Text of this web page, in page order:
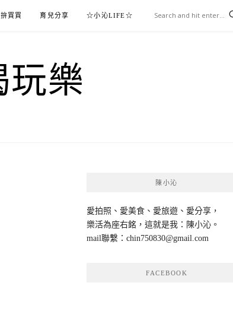
買買 育兒分享 ☆小沁LIFE☆
玩樂
陳小沁
愛拍照、愛美食、愛旅遊、愛分享，
樂活為座右銘，這就是我：陳小沁。
mail聯繫： chin750830@gmail.com
FACEBOOK